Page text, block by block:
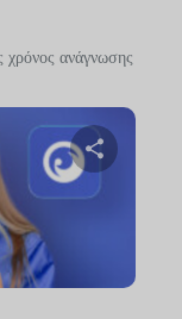
χρόνος ανάγνωσης